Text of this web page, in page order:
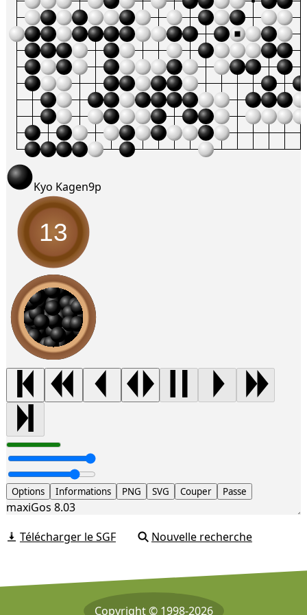
Kyo Kagen9p
13
Options Informations PNG SVG Couper Passe
maxiGos 8.03
Télécharger le SGF
Nouvelle recherche
Copyright © 1998-2026